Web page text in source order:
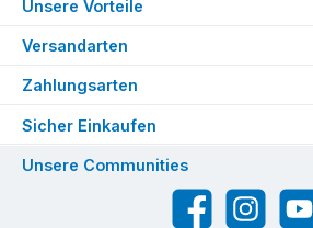
Unsere Vorteile
Versandarten
Zahlungsarten
Sicher Einkaufen
Unsere Communities
FacebookInstagram